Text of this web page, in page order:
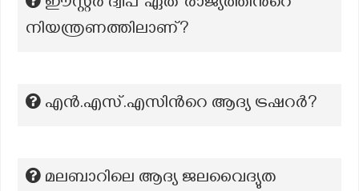
നിയന്ത്രണത്തിലാണ്?
എന്‍.എസ്.എസിന്‍റെ ആദ്യ ട്രഷറർ?
മലബാറിലെ ആദ്യ ജലവൈദ്യുത